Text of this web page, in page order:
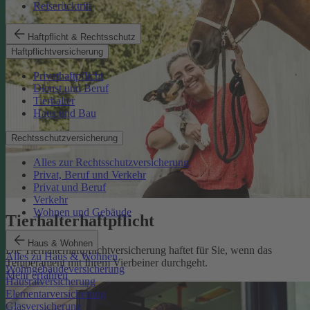
Reiserücktritt
Haftpflicht & Rechtsschutz
Haftpflichtversicherung
Privathaftpflicht
Dienst und Beruf
Tierhalter
Haus und Bau
Rechtsschutzversicherung
Alles zur Rechtsschutzversicherung
Privat, Beruf und Verkehr
Privat und Beruf
Verkehr
Wohnen und Gebäude
Haus & Wohnen
Alles zu Haus & Wohnen
Wohngebäudeversicherung
Hausratversicherung
Elementarversicherung
Glasversicherung
Tierhalterhaftpflicht
Die Tierhalterhaftpflichtversicherung haftet für Sie, wenn das
Temperament mit Ihrem Vierbeiner durchgeht.
Mehr erfahren